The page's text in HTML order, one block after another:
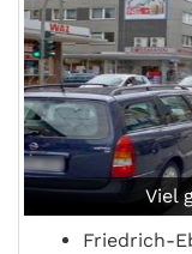
Viel
Friedrich-